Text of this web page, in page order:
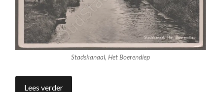
Stadskanaal, Het Boerendiep
Lees verder